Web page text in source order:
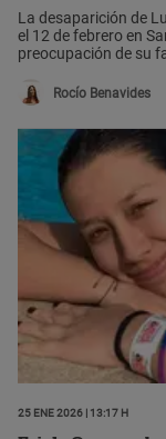
La desaparición de
el 12 de febrero en
preocupación de su
Rocío Benavides
25 Ene 2026 | 13:17 h